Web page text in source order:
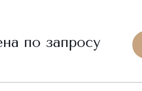
по запросу